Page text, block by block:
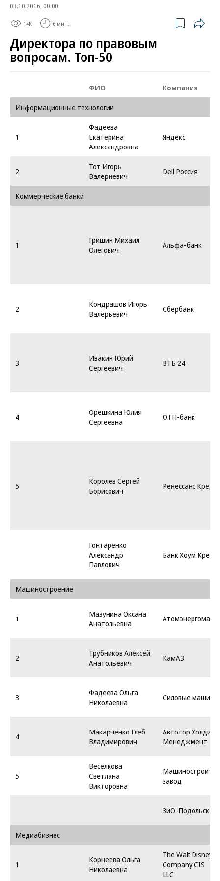
03.10.2016, 00:00
14K 6 мин.
Директора по правовым
вопросам. Топ-50
ФИО
Компания
Информационные технологии
1
Фадеева
Екатерина
Александровна
Яндекс
2
Тот Игорь
Валериевич
Dell Россия
Коммерческие банки
1
Гришин Михаил
Олегович
Альфа-банк
2
Кондрашов Игорь
Валерьевич
Сбербанк
3
Ивакин Юрий
Сергеевич
ВТБ 24
4
Орешкина Юлия
Сергеевна
ОТП-банк
5
Королев Сергей
Борисович
Ренессанс
Гонтаренко
Александр
Павлович
Банк Хоум
Машиностроение
1
Мазунина Оксана
Анатольевна
Атомэнергомаш
2
Трубников Алексей
Анатольевич
КамАЗ
3
Фадеева Ольга
Николаевна
Силовые машины
4
Макарченко Глеб
Владимирович
Автотор Холдинг
Менеджмент
5
Веселкова
Светлана
Викторовна
завод
ЗиО-Подольск
Медиабизнес
1
Корнеева Ольга
Николаевна
The Walt Disney
Company CIS
LLC